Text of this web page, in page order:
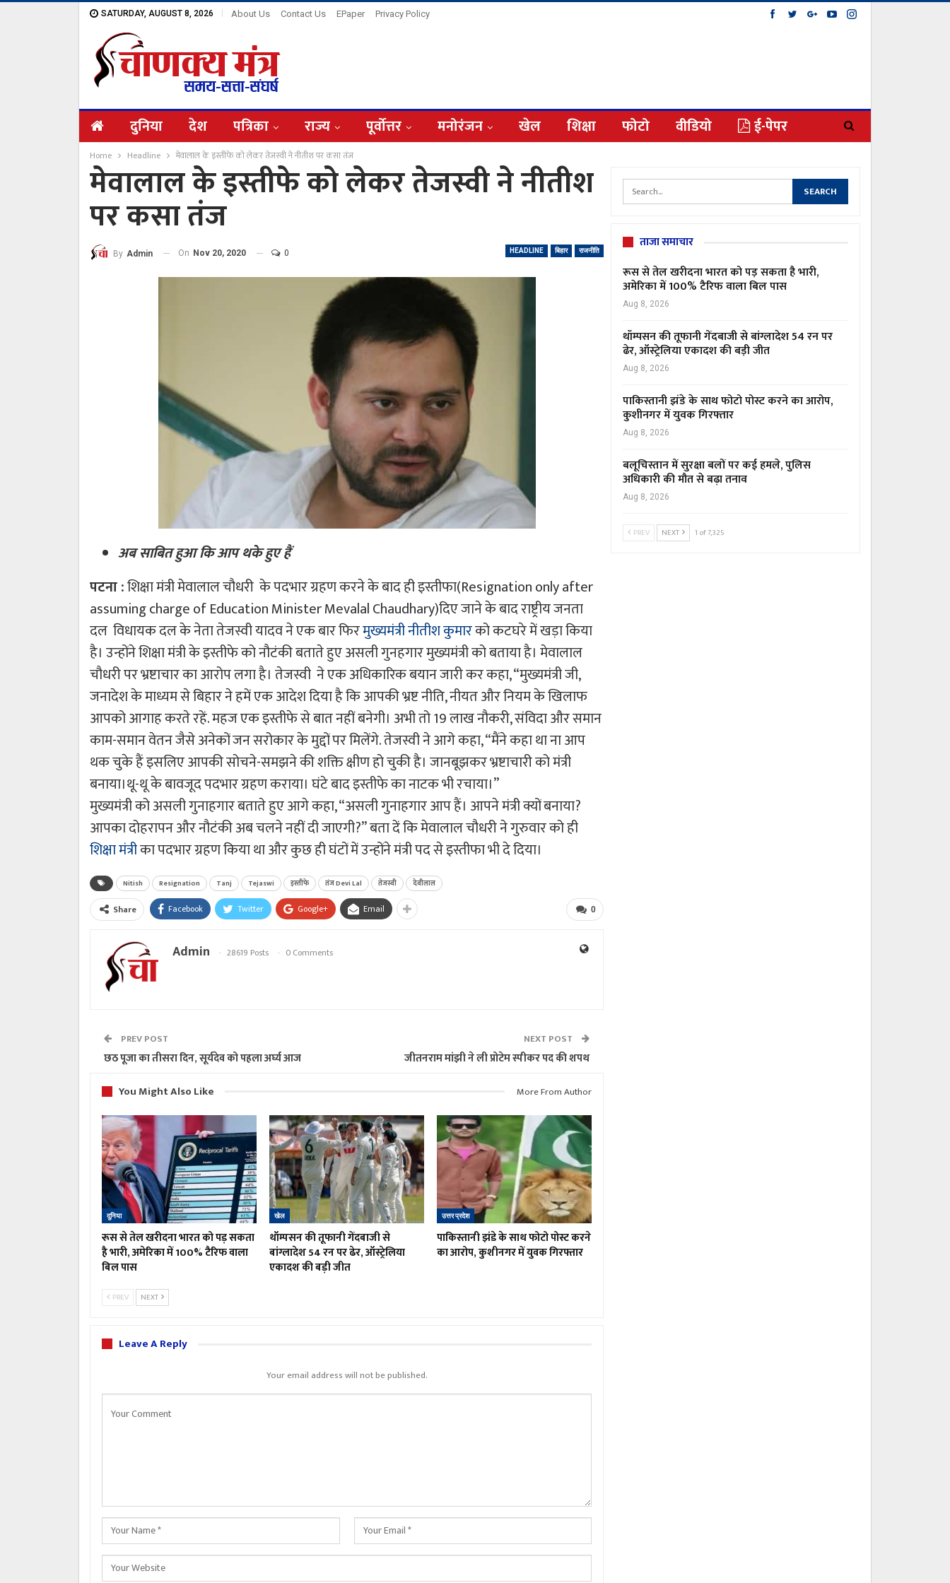
SATURDAY, AUGUST 8, 2026 About Us Contact Us EPaper Privacy Policy
दुनिया देश पत्रिका राज्य पूर्वोत्तर मनोरंजन खेल शिक्षा फोटो वीडियो ई-पेपर
Home Headline मेवालाल के इस्तीफे को लेकर तेजस्वी ने नीतीश पर कसा तंज
मेवालाल के इस्तीफे को लेकर तेजस्वी ने नीतीश
पर कसा तंज
HEADLINE बिहार राजनीति
By Admin On Nov 20, 2020 0
अब साबित हुआ कि आप थके हुए हैं
पटना :शिक्षा मंत्री मेवालाल चौधरी के पदभार ग्रहण करने के बाद ही इस्तीफा(Resignation only after
assuming charge of Education Minister Mevalal Chaudhary)दिए जाने के बाद राष्ट्रीय जनता
दल विधायक दल के नेता तेजस्वी यादव ने एक बार फिरमुख्यमंत्री नीतीश कुमारको कटघरे में खड़ा किया
है। उन्होंने शिक्षा मंत्री के इस्तीफे को नौटंकी बताते हुए असली गुनहगार मुख्यमंत्री को बताया है। मेवालाल
चौधरी पर भ्रष्टाचार का आरोप लगा है। तेजस्वी ने एक अधिकारिक बयान जारी कर कहा, “मुख्यमंत्री जी,
जनादेश के माध्यम से बिहार ने हमें एक आदेश दिया है कि आपकी भ्रष्ट नीति, नीयत और नियम के खिलाफ
आपको आगाह करते रहें. महज एक इस्तीफे से बात नहीं बनेगी। अभी तो 19 लाख नौकरी, संविदा और समान
काम-समान वेतन जैसे अनेकों जन सरोकार के मुद्दों पर मिलेंगे. तेजस्वी ने आगे कहा, “मैंने कहा था ना आप
थक चुके हैं इसलिए आपकी सोचने-समझने की शक्ति क्षीण हो चुकी है। जानबूझकर भ्रष्टाचारी को मंत्री
बनाया।थू-थू के बावजूद पदभार ग्रहण कराया। घंटे बाद इस्तीफे का नाटक भी रचाया।”
मुख्यमंत्री को असली गुनाहगार बताते हुए आगे कहा, “असली गुनाहगार आप हैं। आपने मंत्री क्यों बनाया?
आपका दोहरापन और नौटंकी अब चलने नहीं दी जाएगी?” बता दें कि मेवालाल चौधरी ने गुरुवार को ही
शिक्षा मंत्रीका पदभार ग्रहण किया था और कुछ ही घंटों में उन्होंने मंत्री पद से इस्तीफा भी दे दिया।
Nitish Resignation Tanj Tejaswi इस्तीफे तंज Devi Lal तेजस्वी देवीलाल
0
Share Facebook Twitter Google+ Email
Admin 28619 Posts 0 Comments
PREV POST
छठ पूजा का तीसरा दिन, सूर्यदेव को पहला अर्घ्य आज
NEXT POST
जीतनराम मांझी ने ली प्रोटेम स्पीकर पद की शपथ
You Might Also Like
More From Author
दुनिया
रूस से तेल खरीदना भारत को पड़ सकता
है भारी, अमेरिका में 100% टैरिफ वाला
बिल पास
खेल
थॉम्पसन की तूफानी गेंदबाजी से
बांग्लादेश 54 रन पर ढेर, ऑस्ट्रेलिया
एकादश की बड़ी जीत
उत्तर प्रदेश
पाकिस्तानी झंडे के साथ फोटो पोस्ट करने
का आरोप, कुशीनगर में युवक गिरफ्तार
PREV NEXT
Leave A Reply
Your email address will not be published.
ताजा समाचार
रूस से तेल खरीदना भारत को पड़ सकता है भारी,
अमेरिका में 100% टैरिफ वाला बिल पास
Aug 8, 2026
थॉम्पसन की तूफानी गेंदबाजी से बांग्लादेश 54 रन पर
ढेर, ऑस्ट्रेलिया एकादश की बड़ी जीत
Aug 8, 2026
पाकिस्तानी झंडे के साथ फोटो पोस्ट करने का आरोप,
कुशीनगर में युवक गिरफ्तार
Aug 8, 2026
बलूचिस्तान में सुरक्षा बलों पर कई हमले, पुलिस
अधिकारी की मौत से बढ़ा तनाव
Aug 8, 2026
PREV NEXT 1 of 7,325